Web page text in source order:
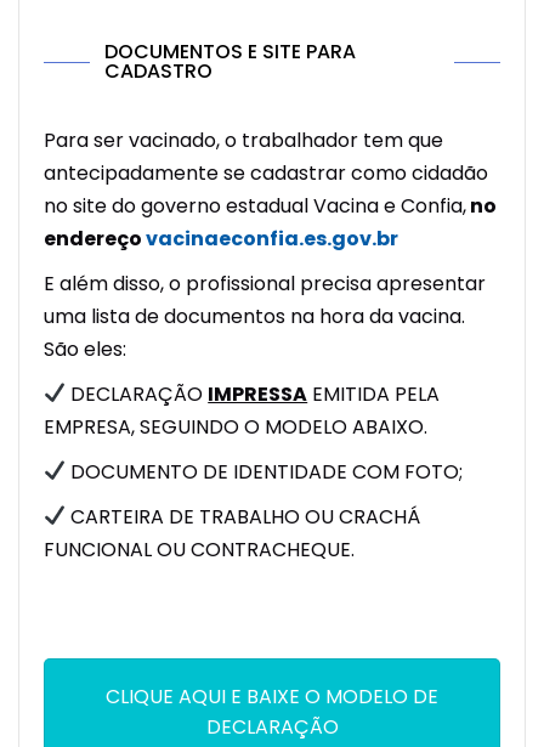
DOCUMENTOS E SITE PARA
CADASTRO
Para ser vacinado, o trabalhador tem que
antecipadamente se cadastrar como cidadão
no site do governo estadual Vacina e Confia,no
endereçovacinaeconfia.es.gov.br
E além disso, o profissional precisa apresentar
uma lista de documentos na hora da vacina.
São eles:
DECLARAÇÃO IMPRESSA EMITIDA PELA
EMPRESA, SEGUINDO O MODELO ABAIXO.
DOCUMENTO DE IDENTIDADE COM FOTO;
CARTEIRA DE TRABALHO OU CRACHÁ
FUNCIONAL OU CONTRACHEQUE.
CLIQUE AQUI E BAIXE O MODELO DE
DECLARAÇÃO